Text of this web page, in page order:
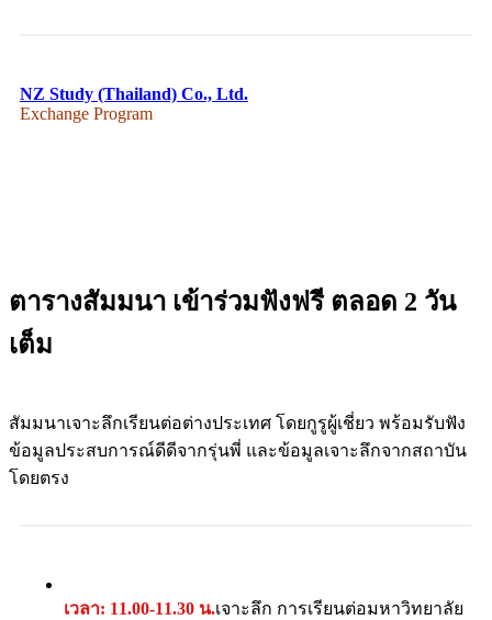
NZ Study (Thailand) Co., Ltd.
Exchange Program
ตารางสัมมนา เข้าร่วมฟังฟรี ตลอด 2 วัน
เต็ม
สัมมนาเจาะลึกเรียนต่อต่างประเทศ โดยกูรูผู้เชี่ยว พร้อมรับฟัง
ข้อมูลประสบการณ์ดีดีจากรุ่นพี่ และข้อมูลเจาะลึกจากสถาบัน
โดยตรง
เวลา: 11.00-11.30 น.เจาะลึก การเรียนต่อมหาวิทยาลัย